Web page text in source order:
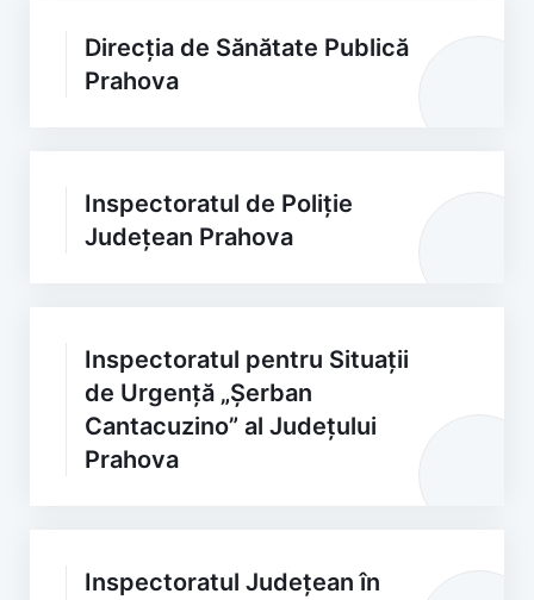
Direcția de Sănătate Publică
Prahova
Inspectoratul de Poliție
Județean Prahova
Inspectoratul pentru Situații
de Urgență „Șerban
Cantacuzino” al Județului
Prahova
Inspectoratul Județean în